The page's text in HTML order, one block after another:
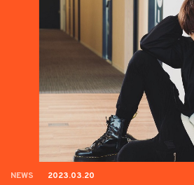
NEWS 2023.03.20